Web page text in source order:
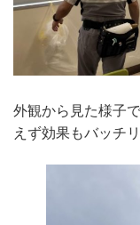
外観から見た様子
えず効果もバッチリ